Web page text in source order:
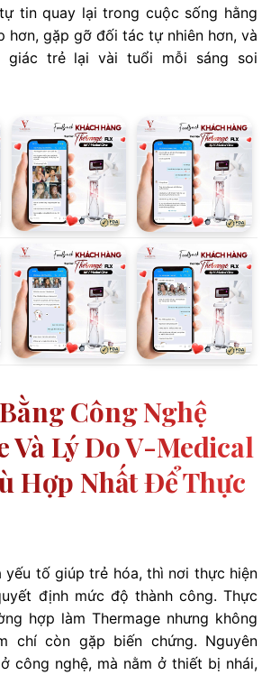
tin quay lại trong cuộc sống hằng
hơn, gặp gỡ đối tác tự nhiên hơn, và
giác trẻ lại vài tuổi mỗi sáng soi
Công Nghệ
Và Lý Do V-Medical
Hợp Nhất Để Thực
yếu tố giúp trẻ hóa, thì nơi thực hiện
định mức độ thành công. Thực
hợp làm Thermage nhưng không
chí còn gặp biến chứng. Nguyên
công nghệ, mà nằm ở thiết bị nhái,